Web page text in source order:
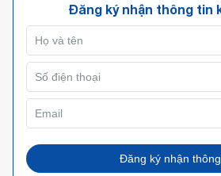
Đăng ký nhận thông tin
Đăng ký nhận